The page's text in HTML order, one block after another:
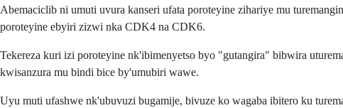
Abemaciclib ni umuti uvura kanseri ufata poroteyine zihariye mu
poroteyine ebyiri zizwi nka CDK4 na CDK6.
Tekereza kuri izi poroteyine nk'ibimenyetso byo "gutangira" bibwira
kwisanzura mu bindi bice by'umubiri wawe.
Uyu muti ufashwe nk'ubuvuzi bugamije, bivuze ko wagaba ibitero ku